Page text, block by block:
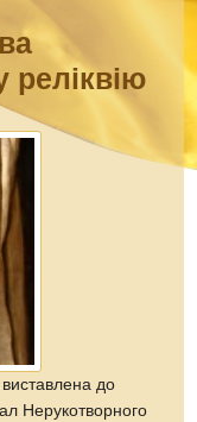
реліквію
до
Нерукотворного